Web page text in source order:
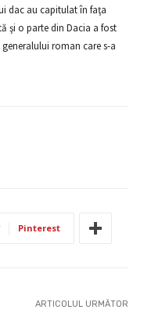
dac au capitulat în faţa
şi o parte din Dacia a fost
roman care s-a
Pinterest
ARTICOLUL URMĂTOR